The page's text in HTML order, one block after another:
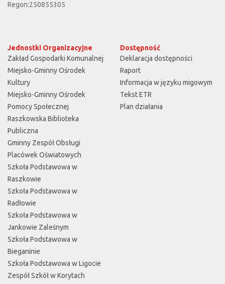
Regon:250855305
Jednostki Organizacyjne
Zakład Gospodarki Komunalnej
Miejsko-Gminny Ośrodek
Kultury
Miejsko-Gminny Ośrodek
Pomocy Społecznej
Raszkowska Biblioteka
Publiczna
Gminny Zespół Obsługi
Placówek Oświatowych
Szkoła Podstawowa w
Raszkowie
Szkoła Podstawowa w
Radłowie
Szkoła Podstawowa w
Jankowie Zaleśnym
Szkoła Podstawowa w
Bieganinie
Szkoła Podstawowa w Ligocie
Zespół Szkół w Korytach
Dostępność
Deklaracja dostępności
Raport
Informacja w języku migowym
Tekst ETR
Plan działania